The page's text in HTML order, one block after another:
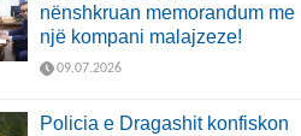
nënshkruan memorandum me
një kompani malajzeze!
09.07.2026
Policia e Dragashit konfiskon